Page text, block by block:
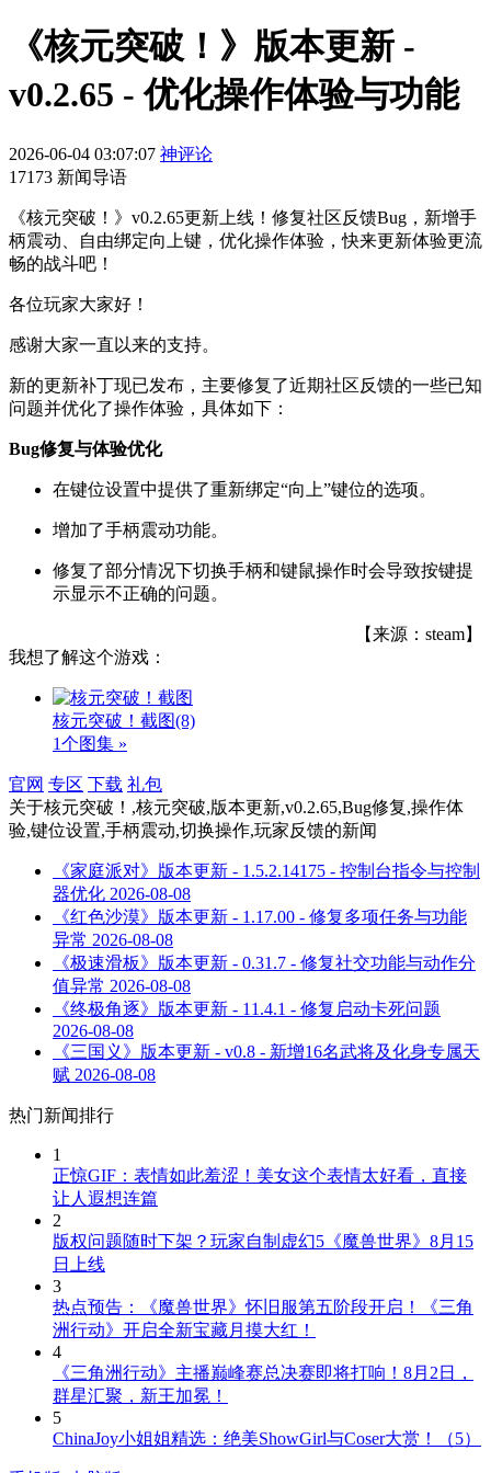
《核元突破！》版本更新 -
v0.2.65 - 优化操作体验与功能
2026-06-04 03:07:07 神评论
17173 新闻导语
《核元突破！》v0.2.65更新上线！修复社区反馈Bug，新增手
柄震动、自由绑定向上键，优化操作体验，快来更新体验更流
畅的战斗吧！
各位玩家大家好！
感谢大家一直以来的支持。
新的更新补丁现已发布，主要修复了近期社区反馈的一些已知
问题并优化了操作体验，具体如下：
Bug修复与体验优化
在键位设置中提供了重新绑定“向上”键位的选项。
增加了手柄震动功能。
修复了部分情况下切换手柄和键鼠操作时会导致按键提
示显示不正确的问题。
【来源：steam】
我想了解这个游戏：
核元突破！截图(8)
1个图集 »
官网 专区 下载 礼包
关于核元突破！,核元突破,版本更新,v0.2.65,Bug修复,操作体
验,键位设置,手柄震动,切换操作,玩家反馈的新闻
《家庭派对》版本更新 - 1.5.2.14175 - 控制台指令与控制
器优化 2026-08-08
《红色沙漠》版本更新 - 1.17.00 - 修复多项任务与功能
异常 2026-08-08
《极速滑板》版本更新 - 0.31.7 - 修复社交功能与动作分
值异常 2026-08-08
《终极角逐》版本更新 - 11.4.1 - 修复启动卡死问题
2026-08-08
《三国义》版本更新 - v0.8 - 新增16名武将及化身专属天
赋 2026-08-08
热门新闻排行
1
正惊GIF：表情如此羞涩！美女这个表情太好看，直接
让人遐想连篇
2
版权问题随时下架？玩家自制虚幻5《魔兽世界》8月15
日上线
3
热点预告：《魔兽世界》怀旧服第五阶段开启！《三角
洲行动》开启全新宝藏月摸大红！
4
《三角洲行动》主播巅峰赛总决赛即将打响！8月2日，
群星汇聚，新王加冕！
5
ChinaJoy小姐姐精选：绝美ShowGirl与Coser大赏！（5）